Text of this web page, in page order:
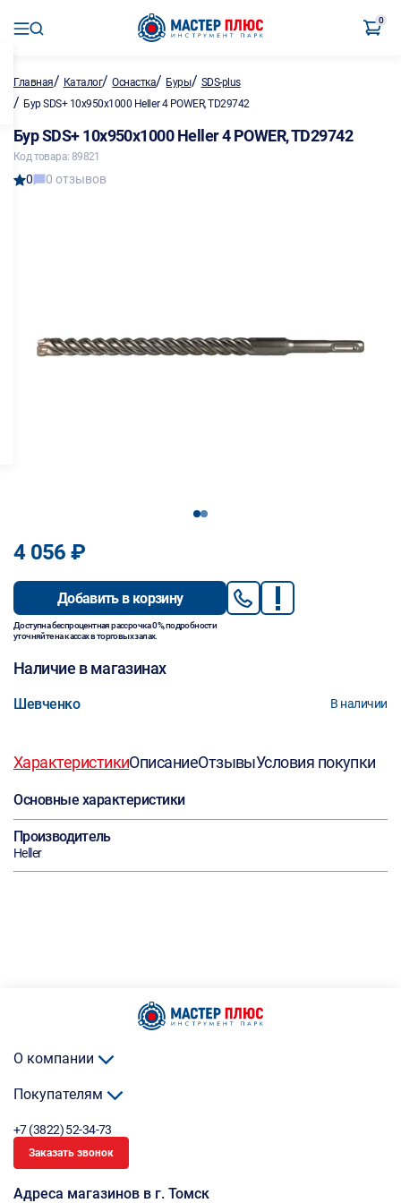
0
Главная/ Каталог/Оснастка/ Буры/ SDS-plus
/ Бур SDS+ 10х950х1000 Heller 4 POWER, TD29742
Бур SDS+ 10х950х1000 Heller 4 POWER, TD29742
Код товара: 89821
0 0 отзывов
12
4 056 ₽
Добавить в корзину
Доступна беспроцентная рассрочка 0%, подробности
уточняйте на кассах в торговых залах.
Наличие в магазинах
Шевченко В наличии
ХарактеристикиОписаниеОтзывыУсловия покупки
Основные характеристики
Производитель
Heller
О компании
Покупателям
+7 (3822) 52-34-73
Заказать звонок
Адреса магазинов в г. Томск